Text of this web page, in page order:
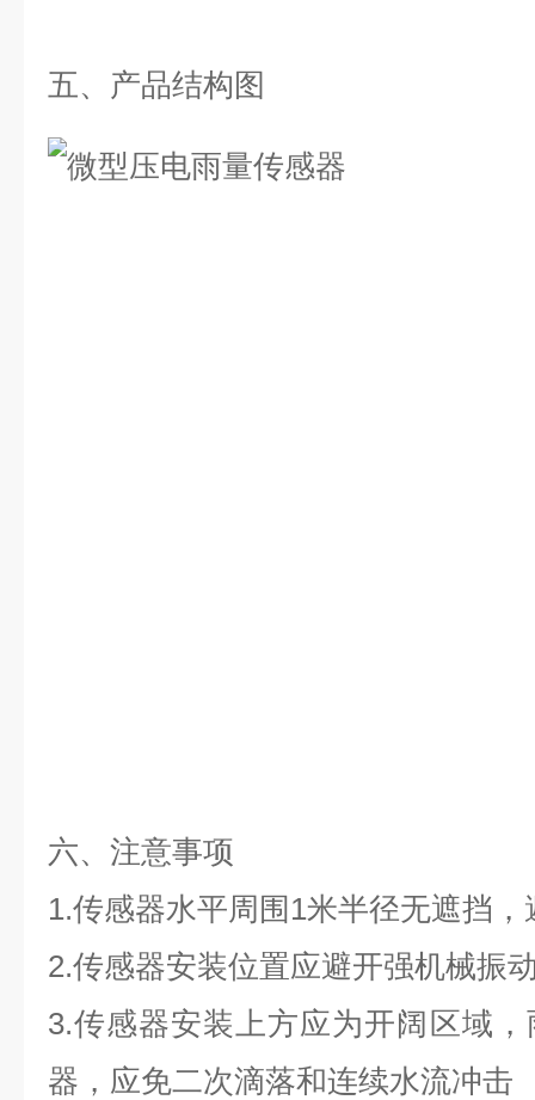
五、产品结构图
六、注意事项
1.传感器水平周围 1米半径无遮挡
2.传感器安装位置应避开强机械振
3.传感器安装上方应为开阔区域
器，应免二次滴落和连续水流冲击